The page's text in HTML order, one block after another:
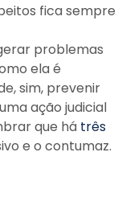
fica sempre
problemas
ela é
sim, prevenir
ação judicial
que há três
e o contumaz.